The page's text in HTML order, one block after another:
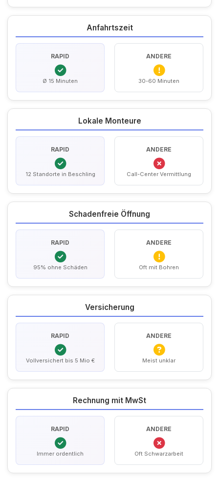
Anfahrtszeit
RAPID
Ø 15 Minuten
ANDERE
30-60 Minuten
Lokale Monteure
RAPID
12 Standorte in Beschling
ANDERE
Call-Center Vermittlung
Schadenfreie Öffnung
RAPID
95% ohne Schäden
ANDERE
Oft mit Bohren
Versicherung
RAPID
Vollversichert bis 5 Mio €
ANDERE
Meist unklar
Rechnung mit MwSt
RAPID
Immer ordentlich
ANDERE
Oft Schwarzarbeit